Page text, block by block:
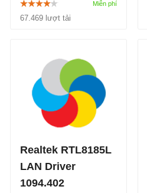
Driver trình điều khiển
cho Intel (R) PRO/100,
PRO/10GbE và các kết
nối mạng tích hợp.
67.469 lượt tải
Realtek RTL8185L
LAN Driver
1094.402